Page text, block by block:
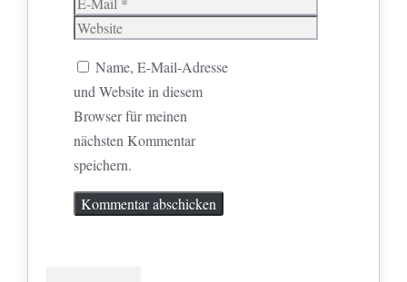
Mail
Website
Name, E-Mail-Adresse
und Website in diesem
Browser für meinen
nächsten Kommentar
speichern.